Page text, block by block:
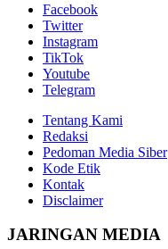
Facebook
Twitter
Instagram
TikTok
Youtube
Telegram
Tentang Kami
Redaksi
Pedoman Media Siber
Kode Etik
Kontak
Disclaimer
JARINGAN MEDIA